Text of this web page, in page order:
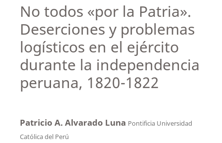
No todos «por la Patria».
Deserciones y problemas
logísticos en el ejército
durante la independencia
peruana, 1820-1822
Patricio A. Alvarado Luna Pontificia Universidad
Católica del Perú